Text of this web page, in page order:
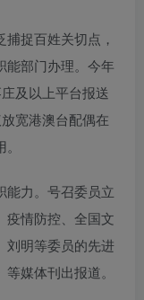
捉百姓关切点，
能部门办理。今年
及以上平台报送
宽港澳台配偶在
能力。号召委员立
疫情防控、全国文
刘明等委员的先进
媒体刊出报道。